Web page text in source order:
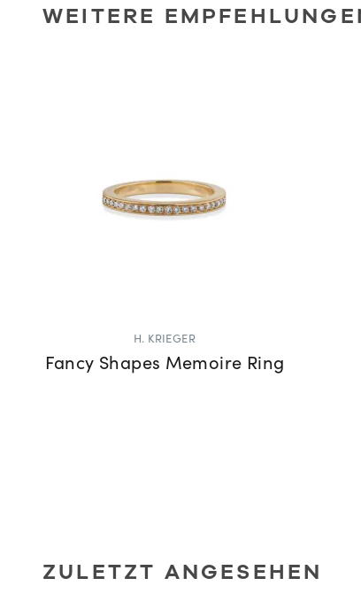
WEITERE
H. KRIEGER
Fancy Shapes Memoire Ring
ZULETZT ANGESEHEN